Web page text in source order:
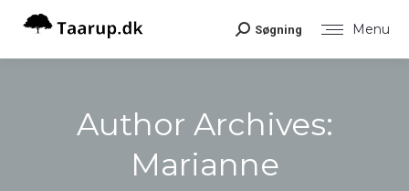
Menu
Search:
Søgning
Author Archives:
Marianne